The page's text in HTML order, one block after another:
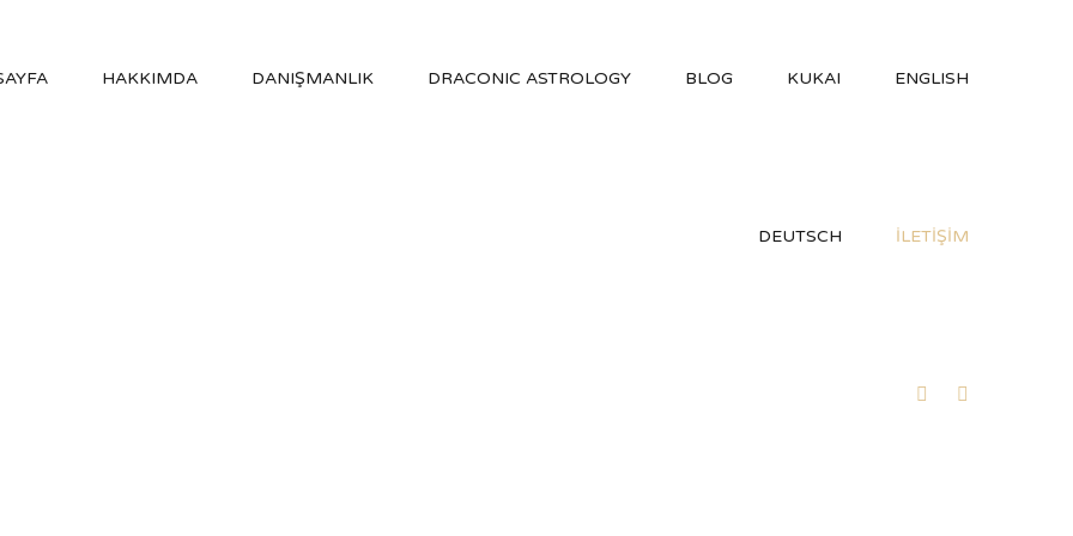
HAKKIMDA DANIŞMANLIK DRACONIC ASTROLOGY BLOG KUKAI ENGLISH
DEUTSCH İLETİŞİM